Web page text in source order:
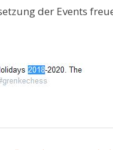
der Events